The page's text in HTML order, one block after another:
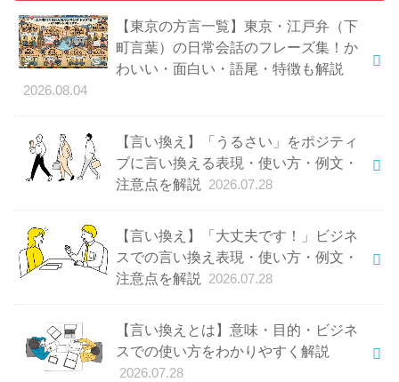
【東京の方言一覧】東京・江戸弁（下
町言葉）の日常会話のフレーズ集！か
わいい・面白い・語尾・特徴も解説
2026.08.04
【言い換え】「うるさい」をポジティ
ブに言い換える表現・使い方・例文・
注意点を解説
2026.07.28
【言い換え】「大丈夫です！」ビジネ
スでの言い換え表現・使い方・例文・
注意点を解説
2026.07.28
【言い換えとは】意味・目的・ビジネ
スでの使い方をわかりやすく解説
2026.07.28